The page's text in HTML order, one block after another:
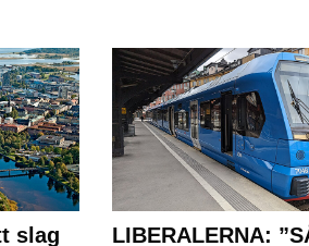
slag
LIBERALERNA: